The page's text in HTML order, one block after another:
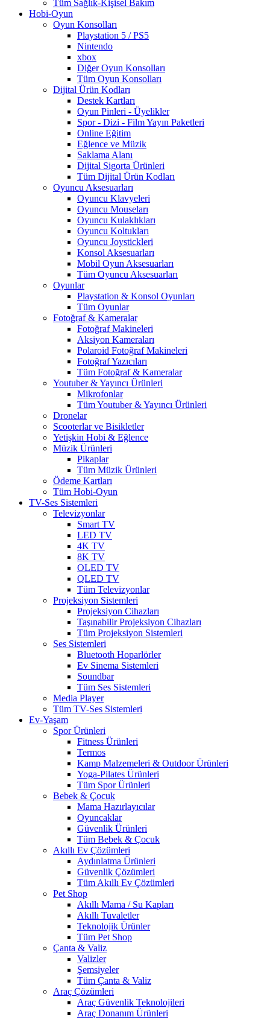
Tüm Sağlık-Kişisel Bakım
Hobi-Oyun
Oyun Konsolları
Playstation 5 / PS5
Nintendo
xbox
Diğer Oyun Konsolları
Tüm Oyun Konsolları
Dijital Ürün Kodları
Destek Kartları
Oyun Pinleri - Üyelikler
Spor - Dizi - Film Yayın Paketleri
Online Eğitim
Eğlence ve Müzik
Saklama Alanı
Dijital Sigorta Ürünleri
Tüm Dijital Ürün Kodları
Oyuncu Aksesuarları
Oyuncu Klavyeleri
Oyuncu Mouseları
Oyuncu Kulaklıkları
Oyuncu Koltukları
Oyuncu Joystickleri
Konsol Aksesuarları
Mobil Oyun Aksesuarları
Tüm Oyuncu Aksesuarları
Oyunlar
Playstation & Konsol Oyunları
Tüm Oyunlar
Fotoğraf & Kameralar
Fotoğraf Makineleri
Aksiyon Kameraları
Polaroid Fotoğraf Makineleri
Fotoğraf Yazıcıları
Tüm Fotoğraf & Kameralar
Youtuber & Yayıncı Ürünleri
Mikrofonlar
Tüm Youtuber & Yayıncı Ürünleri
Dronelar
Scooterlar ve Bisikletler
Yetişkin Hobi & Eğlence
Müzik Ürünleri
Pikaplar
Tüm Müzik Ürünleri
Ödeme Kartları
Tüm Hobi-Oyun
TV-Ses Sistemleri
Televizyonlar
Smart TV
LED TV
4K TV
8K TV
OLED TV
QLED TV
Tüm Televizyonlar
Projeksiyon Sistemleri
Projeksiyon Cihazları
Taşınabilir Projeksiyon Cihazları
Tüm Projeksiyon Sistemleri
Ses Sistemleri
Bluetooth Hoparlörler
Ev Sinema Sistemleri
Soundbar
Tüm Ses Sistemleri
Media Player
Tüm TV-Ses Sistemleri
Ev-Yaşam
Spor Ürünleri
Fitness Ürünleri
Termos
Kamp Malzemeleri & Outdoor Ürünleri
Yoga-Pilates Ürünleri
Tüm Spor Ürünleri
Bebek & Çocuk
Mama Hazırlayıcılar
Oyuncaklar
Güvenlik Ürünleri
Tüm Bebek & Çocuk
Akıllı Ev Çözümleri
Aydınlatma Ürünleri
Güvenlik Çözümleri
Tüm Akıllı Ev Çözümleri
Pet Shop
Akıllı Mama / Su Kapları
Akıllı Tuvaletler
Teknolojik Ürünler
Tüm Pet Shop
Çanta & Valiz
Valizler
Şemsiyeler
Tüm Çanta & Valiz
Araç Çözümleri
Araç Güvenlik Teknolojileri
Araç Donanım Ürünleri